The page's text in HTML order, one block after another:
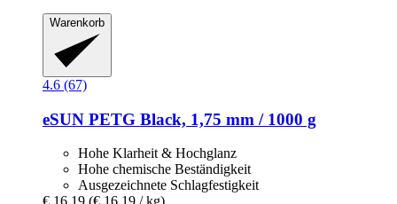
Warenkorb
4.6 (67)
eSUN PETG Black, 1,75 mm / 1000 g
Hohe Klarheit & Hochglanz
Hohe chemische Beständigkeit
Ausgezeichnete Schlagfestigkeit